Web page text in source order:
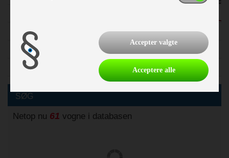
A-mål søgning
Finansiering
Sådan vejer politiet din campingvogn
SØG
Netop nu 61 vogne i databasen
Accepter valgte
Acceptere alle